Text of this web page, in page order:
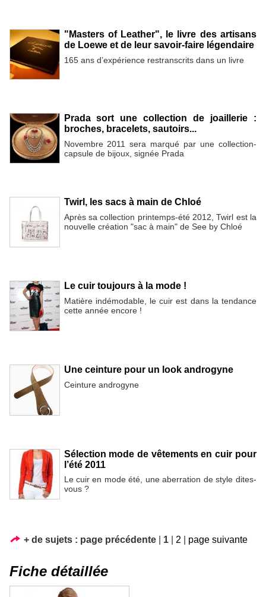
"Masters of Leather", le livre des artisans
de Loewe et de leur savoir-faire légendaire
165 ans d’expérience restranscrits dans un livre
Prada sort une collection de joaillerie :
broches, bracelets, sautoirs...
Novembre 2011 sera marqué par une collection-
capsule de bijoux, signée Prada
Twirl, les sacs à main de Chloé
Après sa collection printemps-été 2012, Twirl est la
nouvelle création "sac à main" de See by Chloé
Le cuir toujours à la mode !
Matière indémodable, le cuir est dans la tendance
cette année encore !
Une ceinture pour un look androgyne
Ceinture androgyne
Sélection mode de vêtements en cuir pour
l’été 2011
Le cuir en mode été, une aberration de style dites-
vous ?
+ de sujets : page précédente 1 2 page suivante
Fiche détaillée